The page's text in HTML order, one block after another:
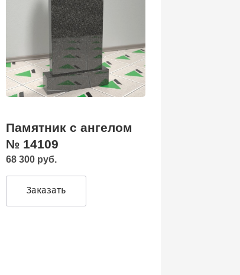
Памятник с ангелом
№ 14109
68 300 руб.
Заказать